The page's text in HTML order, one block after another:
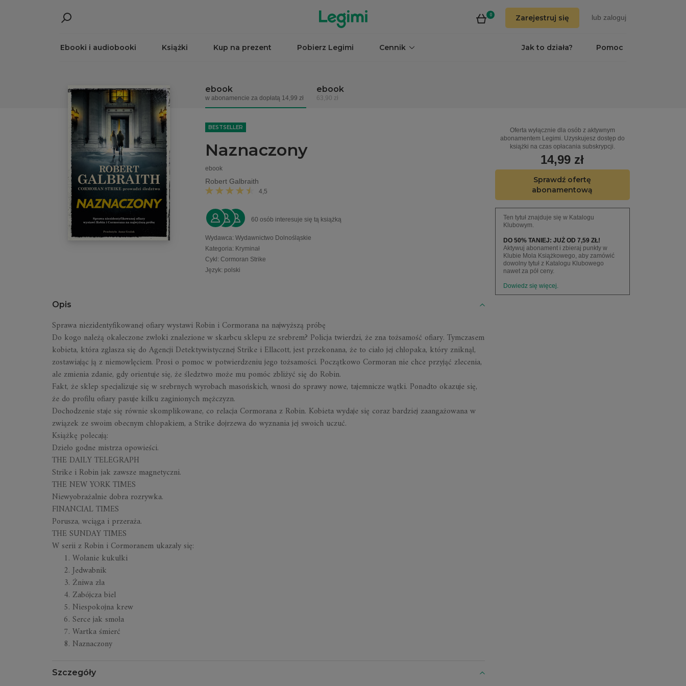
0 Zarejestruj się lub zaloguj
Ebooki i audiobooki Książki Kup na prezent Pobierz Legimi Cennik Pomoc
Jak to działa?
ebook
w abonamencie za dopłatą 14,99 zł
ebook
63,90 zł
BESTSELLER
Naznaczony
ebook
Robert Galbraith
4,5
Oferta wyłącznie dla osób z aktywnym
abonamentem Legimi. Uzyskujesz dostęp do
książki na czas opłacania subskrypcji.
14,99 zł
Sprawdź ofertę
abonamentową
Ten tytuł znajduje się w Katalogu
Klubowym.
DO 50% TANIEJ: JUŻ OD 7,59 ZŁ!
Aktywuj abonament i zbieraj punkty w
Klubie Mola Książkowego, aby zamówić
dowolny tytuł z Katalogu Klubowego
nawet za pół ceny.
Dowiedz się więcej.
60 osób interesuje się tą książką
Wydawca: Wydawnictwo Dolnośląskie
Kategoria: Kryminał
Cykl : Cormoran Strike
Język: polski
Opis
Sprawa niezidentyfikowanej ofiary wystawi Robin i Cormorana na najwyższą próbę
Do kogo należą okaleczone zwłoki znalezione w skarbcu sklepu ze srebrem? Policja twierdzi, że zna tożsamość ofiary. Tymczasem
kobieta, która zgłasza się do Agencji Detektywistycznej Strike i Ellacott, jest przekonana, że to ciało jej chłopaka, który zniknął,
zostawiając ją z niemowlęciem. Prosi o pomoc w potwierdzeniu jego tożsamości. Początkowo Cormoran nie chce przyjąć zlecenia,
ale zmienia zdanie, gdy orientuje się, że śledztwo może mu pomóc zbliżyć się do Robin.
Fakt, że sklep specjalizuje się w srebrnych wyrobach masońskich, wnosi do sprawy nowe, tajemnicze wątki. Ponadto okazuje się,
że do profilu ofiary pasuje kilku zaginionych mężczyzn.
Dochodzenie staje się równie skomplikowane, co relacja Cormorana z Robin. Kobieta wydaje się coraz bardziej zaangażowana w
związek ze swoim obecnym chłopakiem, a Strike dojrzewa do wyznania jej swoich uczuć.
Książkę polecają:
Dzieło godne mistrza opowieści.
THE DAILY TELEGRAPH
Strike i Robin jak zawsze magnetyczni.
THE NEW YORK TIMES
Niewyobrażalnie dobra rozrywka.
FINANCIAL TIMES
Porusza, wciąga i przeraża.
THE SUNDAY TIMES
W serii z Robin i Cormoranem ukazały się:
Wołanie kukułki
Jedwabnik
Żniwa zła
Zabójcza biel
Niespokojna krew
Serce jak smoła
Wartka śmierć
Naznaczony
Szczegóły